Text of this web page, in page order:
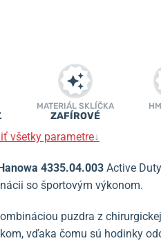
MATERIÁL SKLÍČKA
ZAFÍROVÉ
všetky parametre↓
4335.04.003 Active
so športovým výkonom.
puzdra z
vďaka čomu sú hodinky